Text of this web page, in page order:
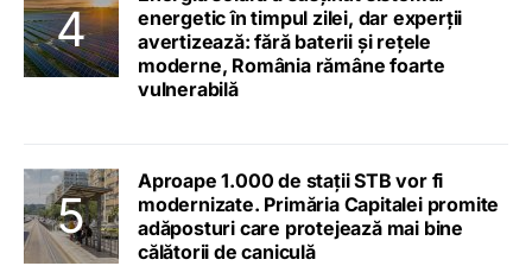
energetic în timpul zilei, dar experții
avertizează: fără baterii și rețele
moderne, România rămâne foarte
vulnerabilă
Aproape 1.000 de stații STB vor fi
modernizate. Primăria Capitalei promite
adăposturi care protejează mai bine
călătorii de caniculă